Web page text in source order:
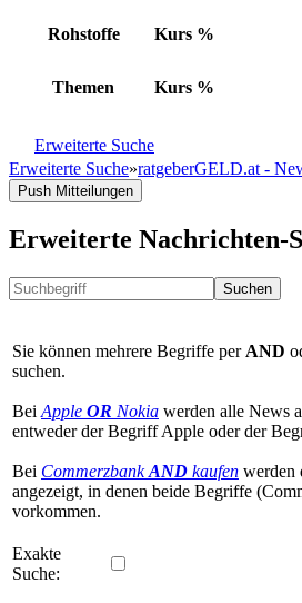
Rohstoffe Kurs %
Themen Kurs %
Erweiterte Suche
Erweiterte Suche»ratgeberGELD.at -
Push Mitteilungen
Erweiterte Nachrichten-
Suchen
Sie können mehrere Begriffe per AND
suchen.
Bei Apple OR Nokia werden alle News
entweder der Begriff Apple oder der
Bei CommerzbankAND kaufen werden
angezeigt, in denen beide Begriffe
vorkommen.
Exakte
Suche: